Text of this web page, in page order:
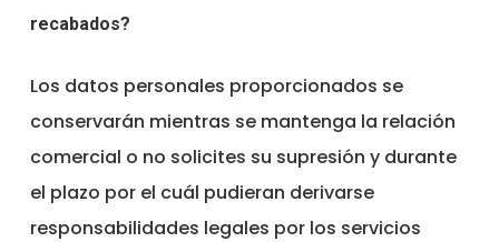
recabados?
Los datos personales proporcionados se
conservarán mientras se mantenga la relación
comercial o no solicites su supresión y durante
el plazo por el cuál pudieran derivarse
responsabilidades legales por los servicios